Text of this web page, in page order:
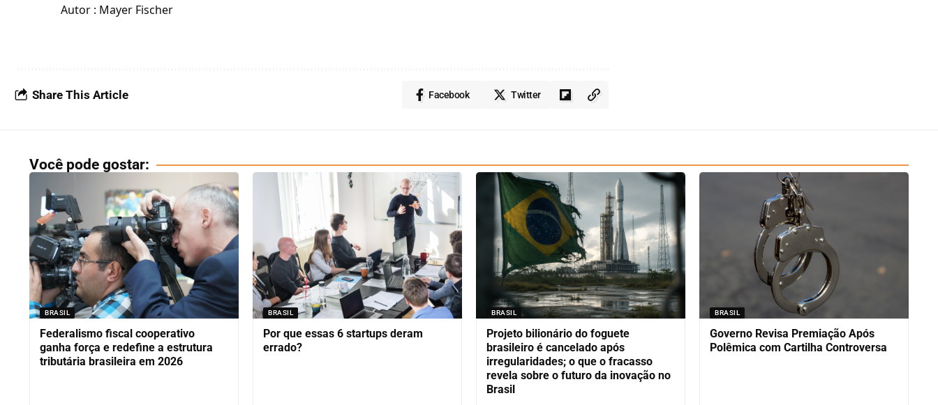
Autor : Mayer Fischer
Share This Article Facebook Twitter
Você pode gostar:
BRASIL
Federalismo fiscal cooperativo
ganha força e redefine a estrutura
tributária brasileira em 2026
BRASIL
Por que essas 6 startups deram
errado?
BRASIL
Projeto bilionário do foguete
brasileiro é cancelado após
irregularidades; o que o fracasso
revela sobre o futuro da inovação no
Brasil
BRASIL
Governo Revisa Premiação Após
Polêmica com Cartilha Controversa